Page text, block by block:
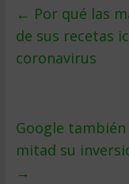
← Por qué las
de sus recetas
coronavirus
Google
mitad su
→